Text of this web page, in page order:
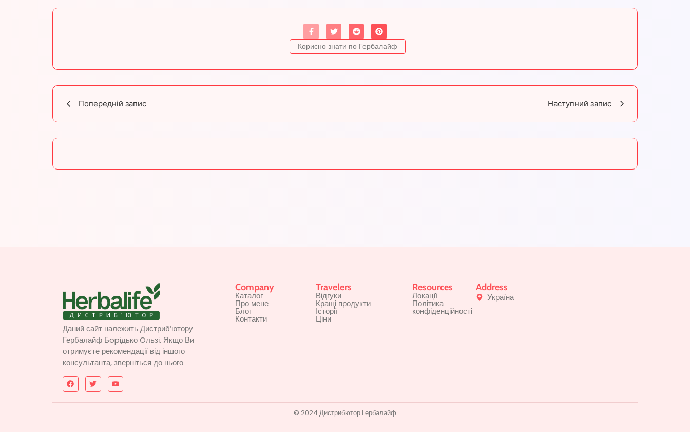
Корисно знати по Гербалайф
Попередній запис Наступний запис
Даний сайт належить Дистриб’ютору
Гербалайф Бopідько Oльзі. Якщо Ви
отримуєте рекомендації від іншого
консультанта, зверніться до нього
Company
Каталог
Про мене
Блог
Контакти
Travelers
Відгуки
Кращі продукти
Історії
Ціни
Resources
Локації
Політика
конфіденційності
Address
Україна
© 2024 Дистрибютор Гербалайф